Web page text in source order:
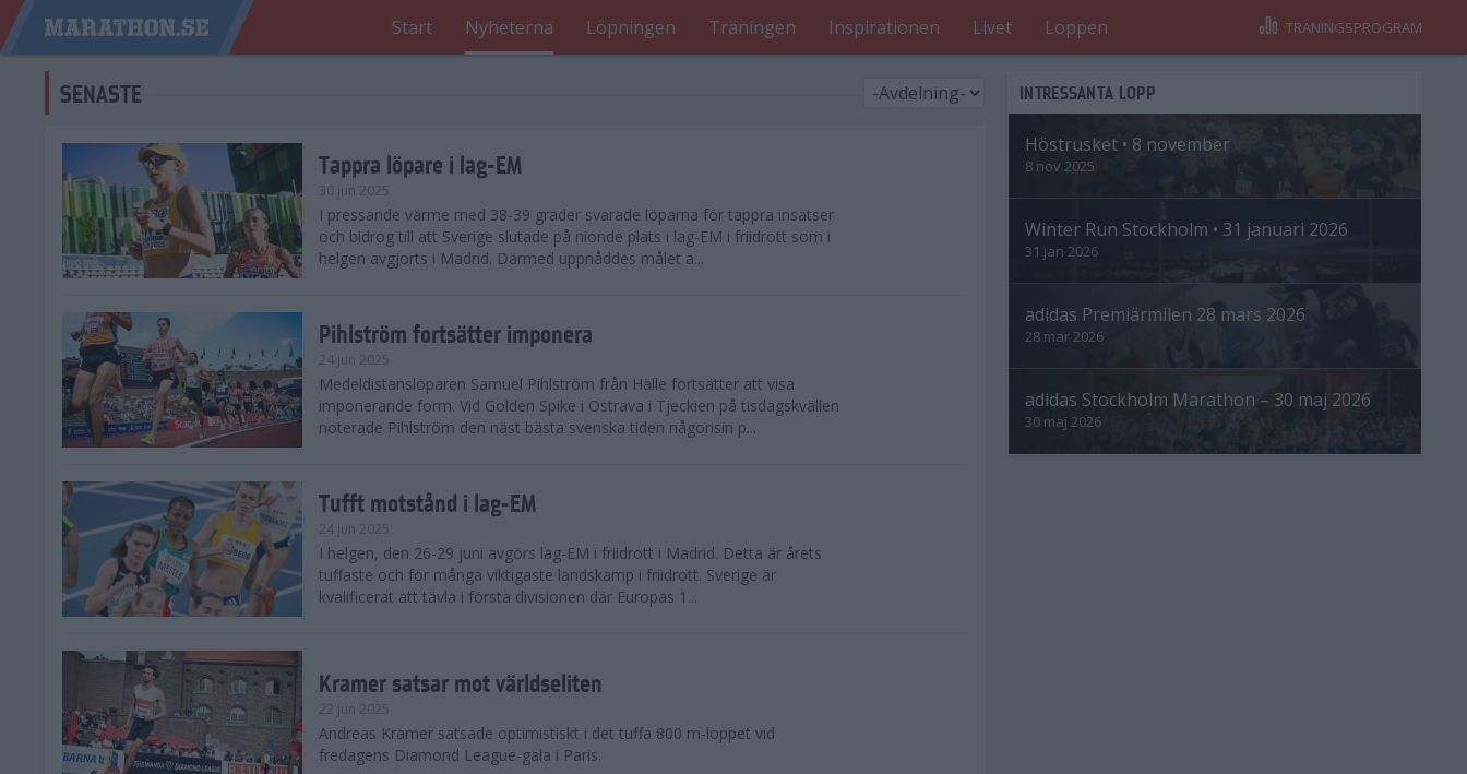
Start Nyheterna Löpningen Träningen Inspirationen Livet Loppen TRÄNINGSPROGRAM
SENASTE
Tappra löpare i lag-EM
30 jun 2025
I pressande värme med 38-39 grader svarade löparna för tappra insatser
och bidrog till att Sverige slutade på nionde plats i lag-EM i friidrott som i
helgen avgjorts i Madrid. Därmed uppnåddes målet a...
Pihlström fortsätter imponera
24 jun 2025
Medeldistanslöparen Samuel Pihlström från Hälle fortsätter att visa
imponerande form. Vid Golden Spike i Ostrava i Tjeckien på tisdagskvällen
noterade Pihlström den näst bästa svenska tiden någonsin p...
Tufft motstånd i lag-EM
24 jun 2025
I helgen, den 26-29 juni avgörs lag-EM i friidrott i Madrid. Detta är årets
tuffaste och för många viktigaste landskamp i friidrott. Sverige är
kvalificerat att tävla i första divisionen där Europas 1...
Kramer satsar mot världseliten
22 jun 2025
Andreas Kramer satsade optimistiskt i det tuffa 800 m-loppet vid
fredagens Diamond League-gala i Paris.
INTRESSANTA LOPP
Höstrusket • 8 november
8 nov 2025
Winter Run Stockholm • 31 januari 2026
31 jan 2026
adidas Premiärmilen 28 mars 2026
28 mar 2026
adidas Stockholm Marathon – 30 maj 2026
30 maj 2026